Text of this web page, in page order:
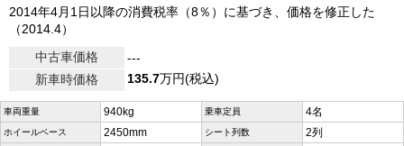
2014年4月1日以降の消費税率（8％）に基づき、価格を修正した
（2014.4）
中古車価格
---
新車時価格
135.7万円(税込)
車両重量 940kg 乗車定員 4名
ホイールベース 2450mm シート列数 2列